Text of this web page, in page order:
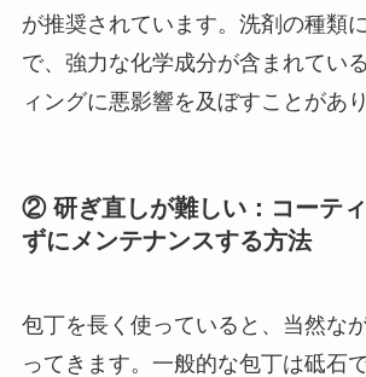
が推奨されています。洗剤の種類
で、強力な化学成分が含まれてい
ィングに悪影響を及ぼすことがあり
② 研ぎ直しが難しい：コーテ
ずにメンテナンスする方法
包丁を長く使っていると、当然な
ってきます。一般的な包丁は砥石